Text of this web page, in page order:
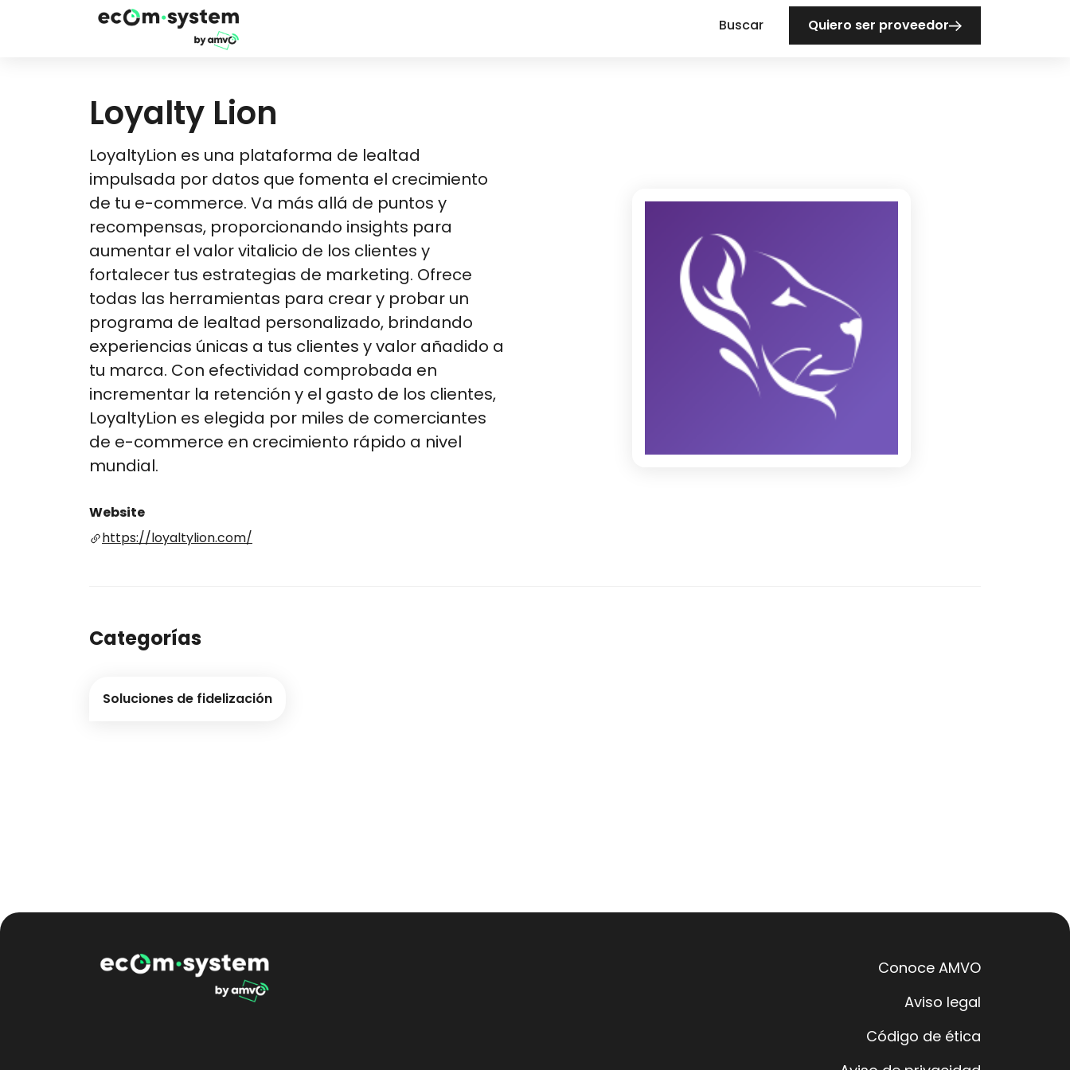
Buscar Quiero ser proveedor
Loyalty Lion
LoyaltyLion es una plataforma de lealtad
impulsada por datos que fomenta el crecimiento
de tu e-commerce. Va más allá de puntos y
recompensas, proporcionando insights para
aumentar el valor vitalicio de los clientes y
fortalecer tus estrategias de marketing. Ofrece
todas las herramientas para crear y probar un
programa de lealtad personalizado, brindando
experiencias únicas a tus clientes y valor añadido a
tu marca. Con efectividad comprobada en
incrementar la retención y el gasto de los clientes,
LoyaltyLion es elegida por miles de comerciantes
de e-commerce en crecimiento rápido a nivel
mundial.
Website
https://loyaltylion.com/
Categorías
Soluciones de fidelización
Conoce AMVO
Aviso legal
Código de ética